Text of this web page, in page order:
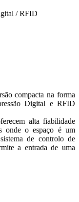
/ RFID
compacta na forma
Digital e RFID
alta fiabilidade
onde o espaço é um
de controlo de
a entrada de uma